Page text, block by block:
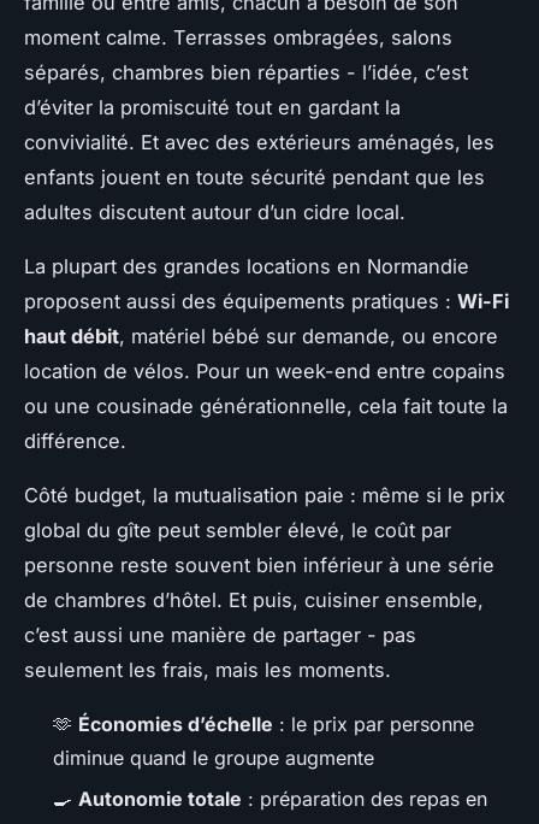
moment calme. Terrasses ombragées, salons
séparés, chambres bien réparties - l’idée, c’est
d’éviter la promiscuité tout en gardant la
convivialité. Et avec des extérieurs aménagés, les
enfants jouent en toute sécurité pendant que les
adultes discutent autour d’un cidre local.
La plupart des grandes locations en Normandie
proposent aussi des équipements pratiques : Wi-Fi
haut débit, matériel bébé sur demande, ou encore
location de vélos. Pour un week-end entre copains
ou une cousinade générationnelle, cela fait toute la
différence.
Côté budget, la mutualisation paie : même si le prix
global du gîte peut sembler élevé, le coût par
personne reste souvent bien inférieur à une série
de chambres d’hôtel. Et puis, cuisiner ensemble,
c’est aussi une manière de partager - pas
seulement les frais, mais les moments.
🫶 Économies d’échelle : le prix par personne
diminue quand le groupe augmente
🍳 Autonomie totale : préparation des repas en